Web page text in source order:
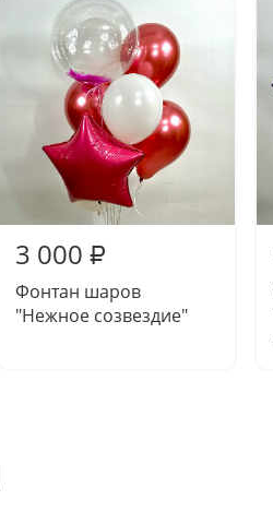
3 000 ₽
Фонтан шаров
"Нежное созвездие"